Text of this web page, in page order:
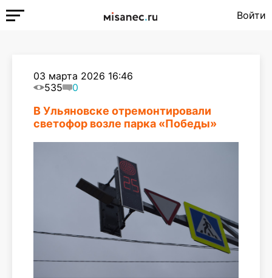
Войти
03 марта 2026 16:46
535
0
В Ульяновске отремонтировали
светофор возле парка «Победы»